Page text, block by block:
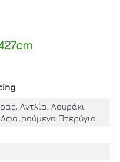
Αντλία, Λουράκι
Πτερύγιο